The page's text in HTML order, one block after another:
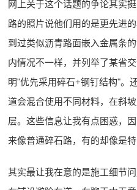
网上关于这个话题的争论其实
路的照片说他们用的是更先进
到过类似沥青路面嵌入金属条
内情况不一样，并列举了某省
明"优先采用碎石+钢钉结构"。
道会混合使用不同材料，在斜
层。这些信息让我有点困惑，
来像普通碎石路，有的却像是
其实最让我在意的是施工细节